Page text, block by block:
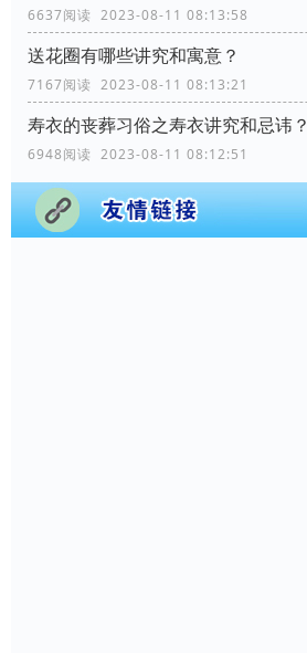
6637阅读 2023-08-11 08:13:58
送花圈有哪些讲究和寓意？
7167阅读 2023-08-11 08:13:21
寿衣的丧葬习俗之寿衣讲究和忌讳？
6948阅读 2023-08-11 08:12:51